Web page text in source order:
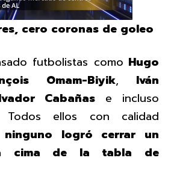
cero coronas de goleo
futbolistas como Hugo
Omam-Biyik, Iván
Cabañas e incluso
ellos con calidad
ninguno logró cerrar un
cima de la tabla de